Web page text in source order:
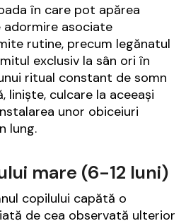
în care pot apărea
asociate
rutine, precum legănatul
exclusiv la sân ori în
ritual constant de somn
liniște, culcare la aceeași
unor obiceiuri
lung.
mare (6-12 luni)
copilului capătă o
de cea observată ulterior